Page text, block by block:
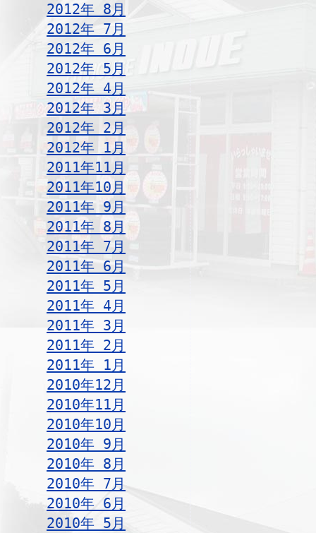
2012年 8月
2012年 7月
2012年 6月
2012年 5月
2012年 4月
2012年 3月
2012年 2月
2012年 1月
2011年11月
2011年10月
2011年 9月
2011年 8月
2011年 7月
2011年 6月
2011年 5月
2011年 4月
2011年 3月
2011年 2月
2011年 1月
2010年12月
2010年11月
2010年10月
2010年 9月
2010年 8月
2010年 7月
2010年 6月
2010年 5月